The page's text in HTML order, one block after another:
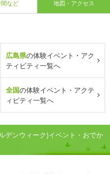
など 地図・アクセス
広島県の体験イベント・アク
ティビティ一覧へ
全国の体験イベント・アクテ
ィビティ一覧へ
デンウィーク)イベント・おでか